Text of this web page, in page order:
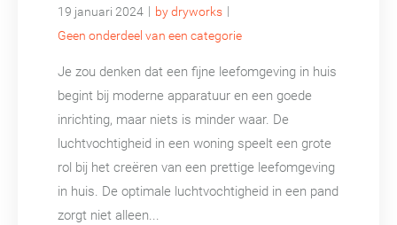
19 januari 2024 | by dryworks |
Geen onderdeel van een categorie
Je zou denken dat een fijne leefomgeving in huis
begint bij moderne apparatuur en een goede
inrichting, maar niets is minder waar. De
luchtvochtigheid in een woning speelt een grote
rol bij het creëren van een prettige leefomgeving
in huis. De optimale luchtvochtigheid in een pand
zorgt niet alleen...